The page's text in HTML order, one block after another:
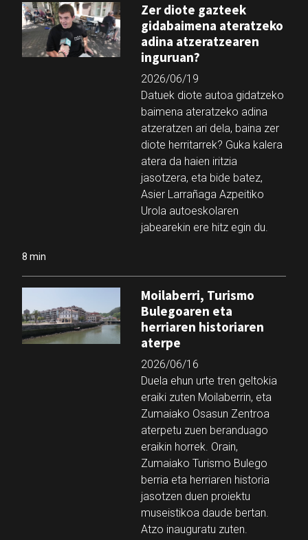
Zer diote gazteek
gidabaimena ateratzeko
adina atzeratzearen
inguruan?
2026/06/19
Datuek diote autoa gidatzeko
baimena ateratzeko adina
atzeratzen ari dela, baina zer
diote herritarrek? Guka kalera
atera da haien iritzia
jasotzera, eta bide batez,
Asier Larrañaga Azpeitiko
Urola autoeskolaren
jabearekin ere hitz egin du.
8 min
Moilaberri, Turismo
Bulegoaren eta
herriaren historiaren
aterpe
2026/06/16
Duela ehun urte tren geltokia
eraiki zuten Moilaberrin, eta
Zumaiako Osasun Zentroa
aterpetu zuen beranduago
eraikin horrek. Orain,
Zumaiako Turismo Bulego
berria eta herriaren historia
jasotzen duen proiektu
museistikoa daude bertan.
Atzo inauguratu zuten.